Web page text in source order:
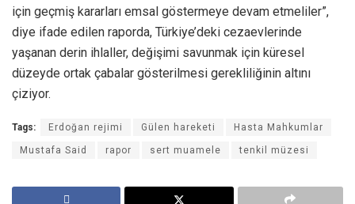
için geçmiş kararları emsal göstermeye devam etmeliler”,
diye ifade edilen raporda, Türkiye’deki cezaevlerinde
yaşanan derin ihlaller, değişimi savunmak için küresel
düzeyde ortak çabalar gösterilmesi gerekliliğinin altını
çiziyor.
Tags: Erdoğan rejimi Gülen hareketi Hasta Mahkumlar
Mustafa Said rapor sert muamele tenkil müzesi